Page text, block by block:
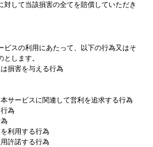
対して当該損害の全てを賠償していただき
ビスの利用にあたって、以下の行為又はそ
します。
損害を与える行為
サービスに関連して営利を追求する行為
為
利用する行為
許諾する行為